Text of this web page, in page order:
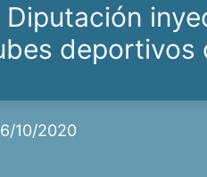
Diputación
deportivos
10/2020